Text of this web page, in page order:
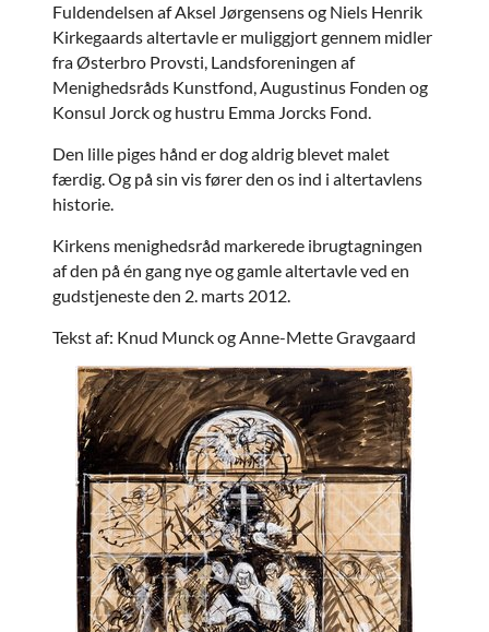
Fuldendelsen af Aksel Jørgensens og Niels Henrik
Kirkegaards altertavle er muliggjort gennem midler
fra Østerbro Provsti, Landsforeningen af
Menighedsråds Kunstfond, Augustinus Fonden og
Konsul Jorck og hustru Emma Jorcks Fond.
Den lille piges hånd er dog aldrig blevet malet
færdig. Og på sin vis fører den os ind i altertavlens
historie.
Kirkens menighedsråd markerede ibrugtagningen
af den på én gang nye og gamle altertavle ved en
gudstjeneste den 2. marts 2012.
Tekst af: Knud Munck og Anne-Mette Gravgaard